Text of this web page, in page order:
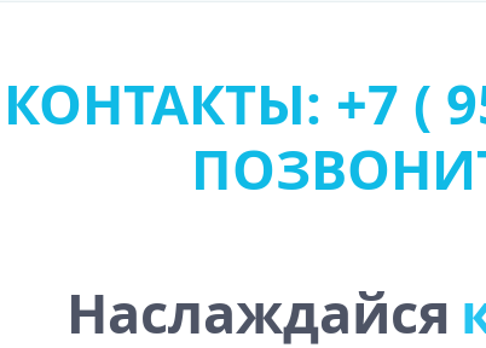
КОНТАКТЫ: +7 (
Наслаждайся